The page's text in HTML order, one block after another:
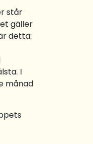
står
gäller
detta:
I
månad